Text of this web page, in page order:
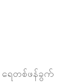
ေတစ်ဖန်ခွက်